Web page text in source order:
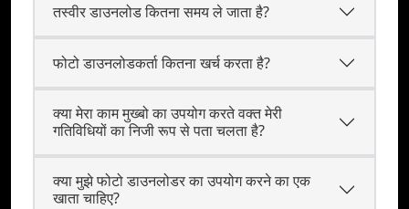
तस्वीर डाउनलोड कितना समय ले जाता है?
फोटो डाउनलोडकर्ता कितना खर्च करता है?
क्या मेरा काम मुख्बो का उपयोग करते वक्‍त मेरी
गतिविधियों का निजी रूप से पता चलता है?
क्या मुझे फोटो डाउनलोडर का उपयोग करने का एक
खाता चाहिए?